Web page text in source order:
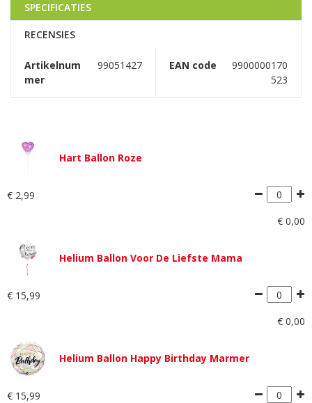
SPECIFICATIES
RECENSIES
Artikelnum
mer
99051427 EAN code
9900000170
523
Hart Ballon Roze
€ 2,99
€ 0,00
Helium Ballon Voor De Liefste Mama
€ 15,99
€ 0,00
Helium Ballon Happy Birthday Marmer
€ 15,99